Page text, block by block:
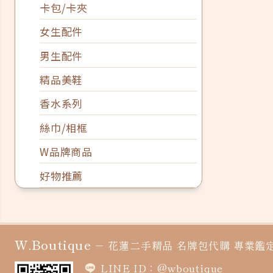
卡包/卡夾
女生配件
男生配件
精品美鞋
香水系列
絲巾/相框
W品牌商品
好物推薦
W.Boutique － 花蓮二手精品 名牌包代購 專業鑑
LINE ID：@wboutique